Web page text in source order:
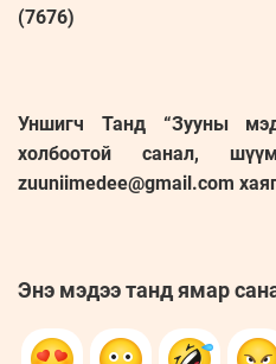
(7676)
Уншигч Танд “Зууны
холбоотой санал,
zuuniimedee@gmail.com
Энэ мэдээ танд ямар